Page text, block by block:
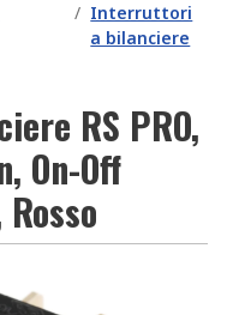
/ Interruttori
a bilanciere
RS PRO,
On-Off